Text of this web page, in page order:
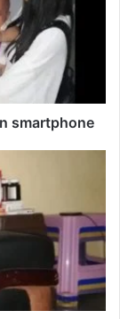
smartphone